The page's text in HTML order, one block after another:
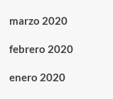
marzo 2020
febrero 2020
enero 2020